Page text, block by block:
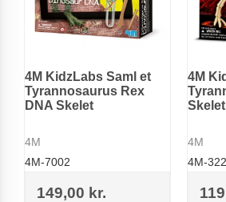
4M KidzLabs Saml et
Tyrannosaurus Rex
DNA Skelet
4M
4M-7002
149,00 kr.
4M
Skelet
4M
4M-